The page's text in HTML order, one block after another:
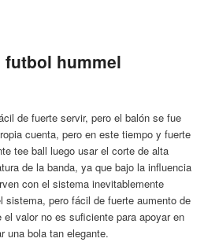
hummel
de fuerte servir, pero el balón se fue
cuenta, pero en este tiempo y fuerte
tee ball luego usar el corte de alta
de la banda, ya que bajo la influencia
con el sistema inevitablemente
sistema, pero fácil de fuerte aumento de
valor no es suficiente para apoyar en
una bola tan elegante.